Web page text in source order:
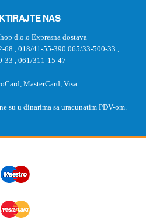
NAS
d.o.o Expresna dostava
68 , 018/41-55-390 065/33-500-33 ,
33 , 061/311-15-47
MasterCard, Visa.
su u dinarima sa uracunatim PDV-om.